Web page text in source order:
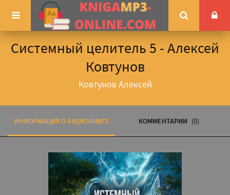
Системный целитель 5 - Алексей
Ковтунов
Ковтунов Алексей
ИНФОРМАЦИЯ О АУДИОКНИГЕ КОММЕНТАРИИ (0)